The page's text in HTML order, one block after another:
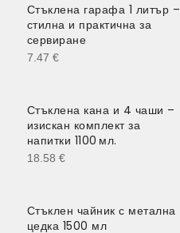
Стъклена гарафа 1 литър –
стилна и практична за
сервиране
7.47 €
Стъклена кана и 4 чаши –
изискан комплект за
напитки 1100 мл.
18.58 €
Стъклен чайник с метална
цедка 1500 мл